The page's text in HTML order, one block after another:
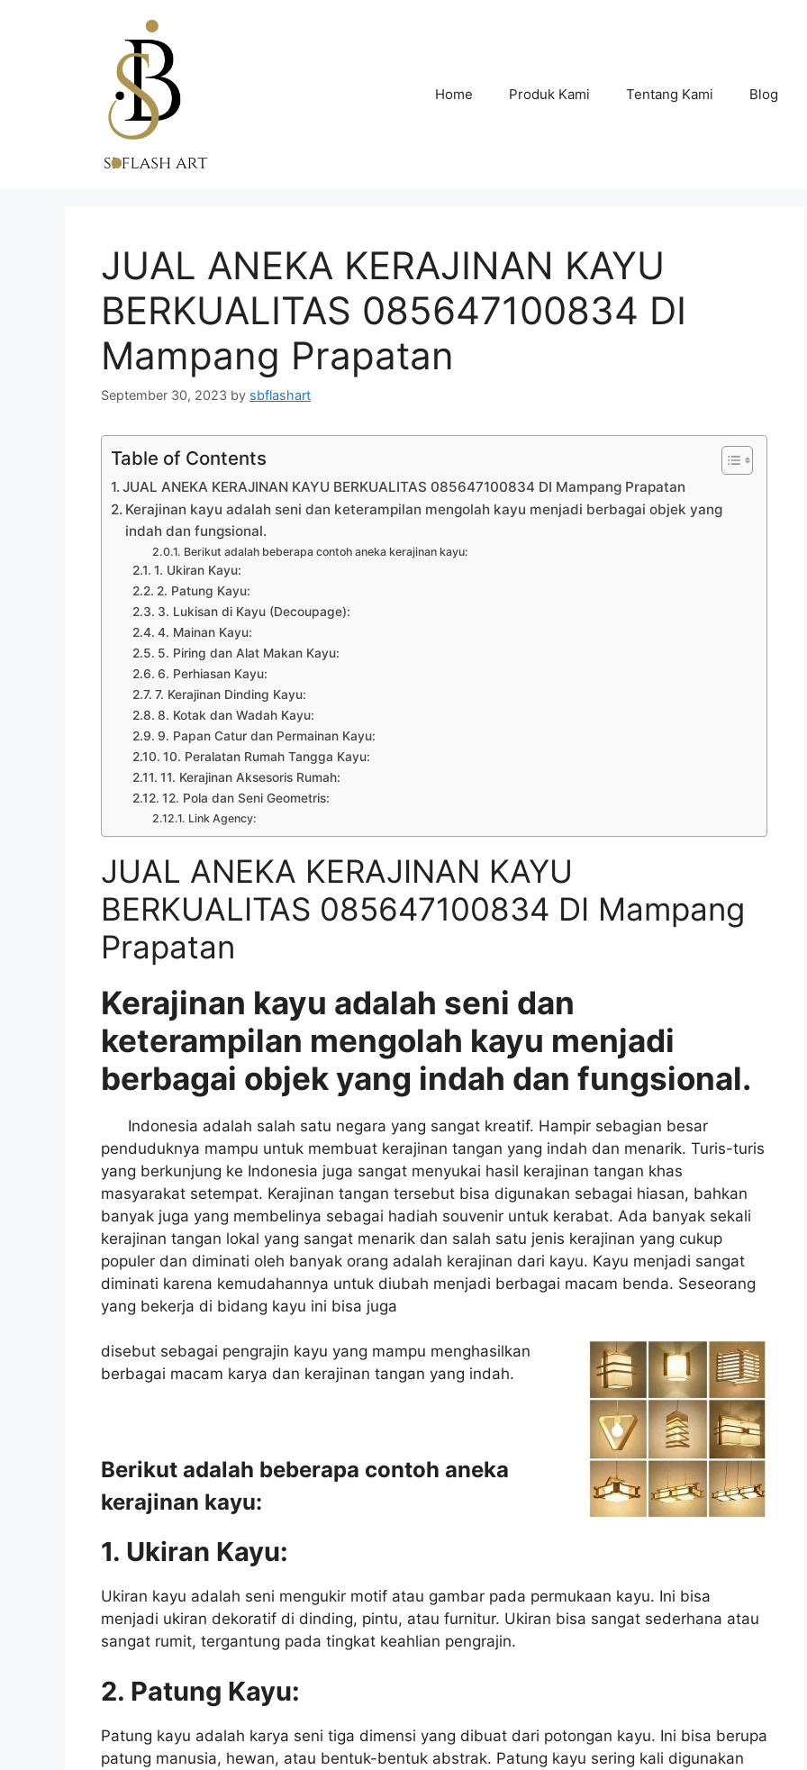
Home Produk Kami Tentang Kami Blog
JUAL ANEKA KERAJINAN KAYU
BERKUALITAS 085647100834 DI
Mampang Prapatan
September 30, 2023 by sbflashart
Table of Contents
JUAL ANEKA KERAJINAN KAYU BERKUALITAS 085647100834 DI Mampang Prapatan
Kerajinan kayu adalah seni dan keterampilan mengolah kayu menjadi berbagai objek yang
indah dan fungsional.
Berikut adalah beberapa contoh aneka kerajinan kayu:
1. Ukiran Kayu:
2. Patung Kayu:
3. Lukisan di Kayu (Decoupage):
4. Mainan Kayu:
5. Piring dan Alat Makan Kayu:
6. Perhiasan Kayu:
7. Kerajinan Dinding Kayu:
8. Kotak dan Wadah Kayu:
9. Papan Catur dan Permainan Kayu:
10. Peralatan Rumah Tangga Kayu:
11. Kerajinan Aksesoris Rumah:
12. Pola dan Seni Geometris:
Link Agency:
JUAL ANEKA KERAJINAN KAYU
BERKUALITAS 085647100834 DI Mampang
Prapatan
Kerajinan kayu adalah seni dan
keterampilan mengolah kayu menjadi
berbagai objek yang indah dan fungsional.
Indonesia adalah salah satu negara yang sangat kreatif. Hampir sebagian besar
penduduknya mampu untuk membuat kerajinan tangan yang indah dan menarik. Turis-turis
yang berkunjung ke Indonesia juga sangat menyukai hasil kerajinan tangan khas
masyarakat setempat. Kerajinan tangan tersebut bisa digunakan sebagai hiasan, bahkan
banyak juga yang membelinya sebagai hadiah souvenir untuk kerabat. Ada banyak sekali
kerajinan tangan lokal yang sangat menarik dan salah satu jenis kerajinan yang cukup
populer dan diminati oleh banyak orang adalah kerajinan dari kayu. Kayu menjadi sangat
diminati karena kemudahannya untuk diubah menjadi berbagai macam benda. Seseorang
yang bekerja di bidang kayu ini bisa juga
disebut sebagai pengrajin kayu yang mampu menghasilkan
berbagai macam karya dan kerajinan tangan yang indah.
Berikut adalah beberapa contoh aneka
kerajinan kayu:
1. Ukiran Kayu:
Ukiran kayu adalah seni mengukir motif atau gambar pada permukaan kayu. Ini bisa
menjadi ukiran dekoratif di dinding, pintu, atau furnitur. Ukiran bisa sangat sederhana atau
sangat rumit, tergantung pada tingkat keahlian pengrajin.
2. Patung Kayu:
Patung kayu adalah karya seni tiga dimensi yang dibuat dari potongan kayu. Ini bisa berupa
patung manusia, hewan, atau bentuk-bentuk abstrak. Patung kayu sering kali digunakan